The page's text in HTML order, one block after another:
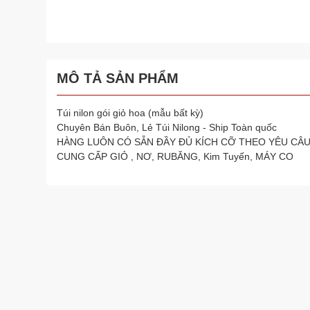
MÔ TẢ SẢN PHẨM
Túi nilon gói giỏ hoa (mẫu bất kỳ)
Chuyên Bán Buôn, Lẻ Túi Nilong - Ship Toàn quốc
HÀNG LUÔN CÓ SẴN ĐẦY ĐỦ KÍCH CỠ THEO YÊU CÂU
CUNG CẤP GIỎ , NƠ, RUBĂNG, Kim Tuyến, MÁY CO